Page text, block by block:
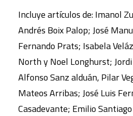
Incluye artículos de: Imanol
Andrés Boix Palop; José
Fernando Prats; Isabela
North y Noel Longhurst;
Alfonso Sanz alduán, Pilar
Mateos Arribas; José Luis
Casadevante; Emilio